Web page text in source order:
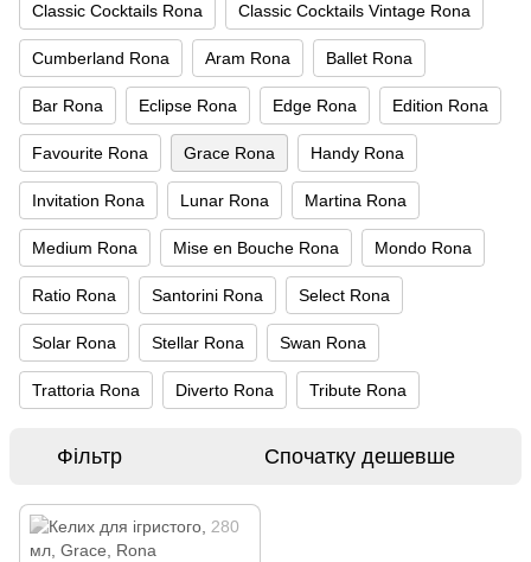
Classic Cocktails Rona Classic Cocktails Vintage Rona
Cumberland Rona Aram Rona Ballet Rona
Bar Rona Eclipse Rona Edge Rona Edition Rona
Favourite Rona Grace Rona Handy Rona
Invitation Rona Lunar Rona Martina Rona
Medium Rona Mise en Bouche Rona Mondo Rona
Ratio Rona Santorini Rona Select Rona
Solar Rona Stellar Rona Swan Rona
Trattoria Rona Diverto Rona Tribute Rona
Фільтр Спочатку дешевше